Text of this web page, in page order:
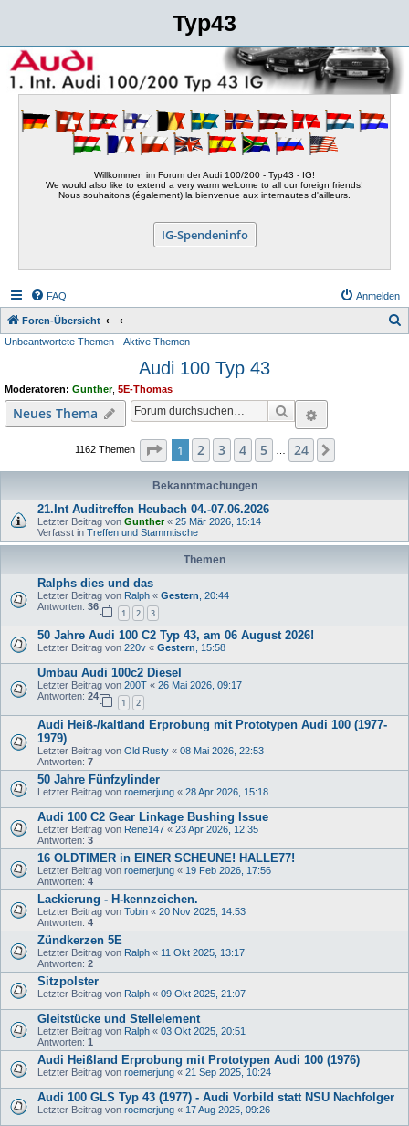
Typ43
Willkommen im Forum der Audi 100/200 - Typ43 - IG!
We would also like to extend a very warm welcome to all our foreign friends!
Nous souhaitons (également) la bienvenue aux internautes d'ailleurs.
IG-Spendeninfo
FAQ Anmelden
Foren-Übersicht
Unbeantwortete Themen Aktive Themen
Audi 100 Typ 43
Moderatoren: Gunther, 5E-Thomas
Neues Thema Suche
1162 Themen Seite 1von 24
1 2 3 4 5 … 24
Bekanntmachungen
21.Int Auditreffen Heubach 04.-07.06.2026
Letzter Beitrag von Gunther« 25 Mär 2026, 15:14
Verfasst in Treffen und Stammtische
Themen
Ralphs dies und das
Letzter Beitrag von Ralph « Gestern, 20:44
Antworten: 36
1 2 3
50 Jahre Audi 100 C2 Typ 43, am 06 August 2026!
Letzter Beitrag von 220v « Gestern , 15:58
Umbau Audi 100c2 Diesel
Letzter Beitrag von 200T « 26 Mai 2026, 09:17
Antworten: 24
1 2
Audi Heiß-/kaltland Erprobung mit Prototypen Audi 100 (1977-
1979)
Letzter Beitrag von Old Rusty « 08 Mai 2026, 22:53
Antworten: 7
50 Jahre Fünfzylinder
Letzter Beitrag von roemerjung « 28 Apr 2026, 15:18
Audi 100 C2 Gear Linkage Bushing Issue
Letzter Beitrag von Rene147 « 23 Apr 2026, 12:35
Antworten: 3
16 OLDTIMER in EINER SCHEUNE! HALLE77!
Letzter Beitrag von roemerjung « 19 Feb 2026, 17:56
Antworten: 4
Lackierung - H-kennzeichen.
Letzter Beitrag von Tobin « 20 Nov 2025, 14:53
Antworten: 4
Zündkerzen 5E
Letzter Beitrag von Ralph « 11 Okt 2025, 13:17
Antworten: 2
Sitzpolster
Letzter Beitrag von Ralph « 09 Okt 2025, 21:07
Gleitstücke und Stellelement
Letzter Beitrag von Ralph « 03 Okt 2025, 20:51
Antworten: 1
Audi Heißland Erprobung mit Prototypen Audi 100 (1976)
Letzter Beitrag von roemerjung « 21 Sep 2025, 10:24
Audi 100 GLS Typ 43 (1977) - Audi Vorbild statt NSU Nachfolger
Letzter Beitrag von roemerjung « 17 Aug 2025, 09:26